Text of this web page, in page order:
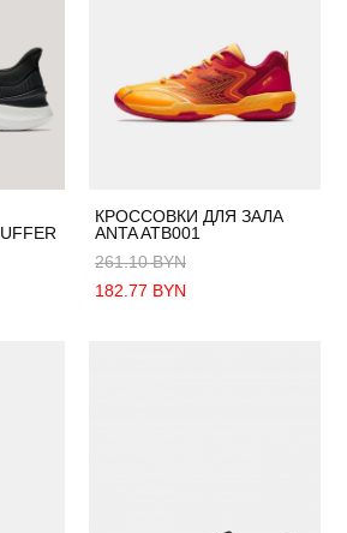
КРОССОВКИ ДЛЯ ЗАЛА
ANTA ATB001
261.10 BYN
182.77 BYN